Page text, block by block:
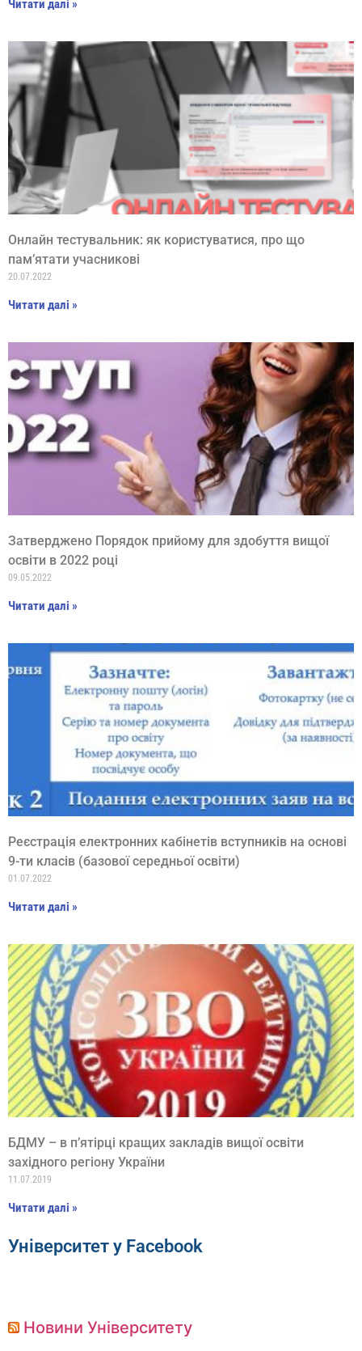
Читати далі »
Онлайн тестувальник: як користуватися, про що
пам’ятати учасникові
20.07.2022
Читати далі »
Затверджено Порядок прийому для здобуття вищої
освіти в 2022 році
09.05.2022
Читати далі »
Реєстрація електронних кабінетів вступників на основі
9-ти класів (базової середньої освіти)
01.07.2022
Читати далі »
БДМУ – в п’ятірці кращих закладів вищої освіти
західного регіону України
11.07.2019
Читати далі »
Університет у Facebook
Новини Університету